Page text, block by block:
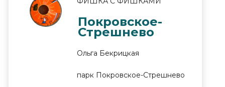
Покровское-
Стрешнево
Ольга Бекрицкая
парк Покровское-Стрешнево